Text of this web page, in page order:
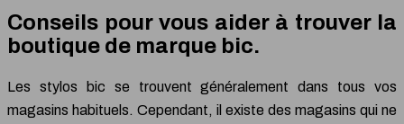
Conseils pour vous aider à trouver la
boutique de marque bic.
Les stylos bic se trouvent généralement dans tous vos
magasins habituels. Cependant, il existe des magasins qui ne